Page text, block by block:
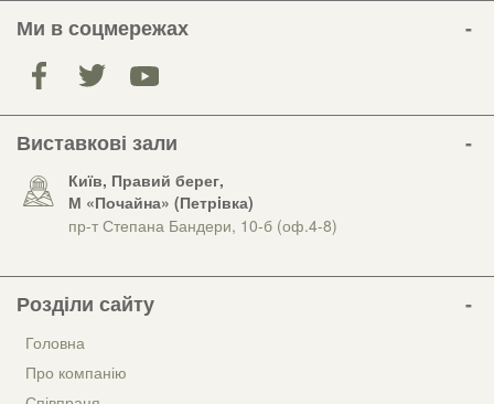
Ми в соцмережах
Виставкові зали
Київ, Правий берег,
М «Почайна» (Петрiвка)
пр-т Степана Бандери, 10-б (оф.4-8)
Розділи сайту
Головна
Про компанію